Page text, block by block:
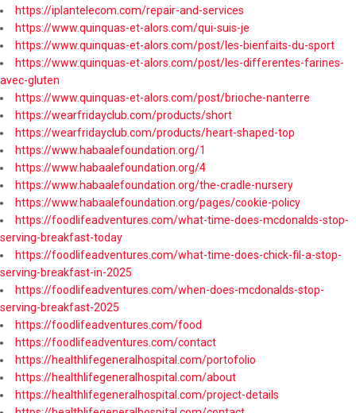
https://iplantelecom.com/repair-and-services
https://www.quinquas-et-alors.com/qui-suis-je
https://www.quinquas-et-alors.com/post/les-bienfaits-du-sport
https://www.quinquas-et-alors.com/post/les-differentes-farines-
avec-gluten
https://www.quinquas-et-alors.com/post/brioche-nanterre
https://wearfridayclub.com/products/short
https://wearfridayclub.com/products/heart-shaped-top
https://www.habaalefoundation.org/1
https://www.habaalefoundation.org/4
https://www.habaalefoundation.org/the-cradle-nursery
https://www.habaalefoundation.org/pages/cookie-policy
https://foodlifeadventures.com/what-time-does-mcdonalds-stop-
serving-breakfast-today
https://foodlifeadventures.com/what-time-does-chick-fil-a-stop-
serving-breakfast-in-2025
https://foodlifeadventures.com/when-does-mcdonalds-stop-
serving-breakfast-2025
https://foodlifeadventures.com/food
https://foodlifeadventures.com/contact
https://healthlifegeneralhospital.com/portofolio
https://healthlifegeneralhospital.com/about
https://healthlifegeneralhospital.com/project-details